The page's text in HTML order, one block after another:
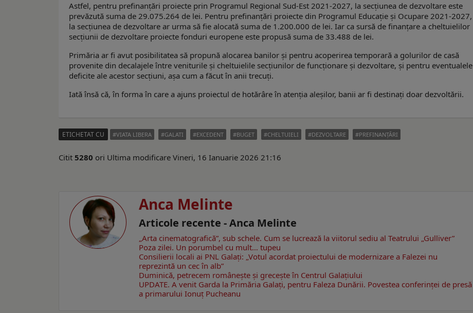
Astfel, pentru prefinanțări proiecte prin Programul Regional Sud-Est 2021-2027, la secțiunea de dezvoltare este
prevăzută suma de 29.075.264 de lei. Pentru prefinanțări proiecte din Programul Educație și Ocupare 2021-2027,
la secțiunea de dezvoltare ar urma să fie alocată suma de 1.200.000 de lei. Iar ca sursă de finanțare a cheltuielilor
secțiunii de dezvoltare proiecte fonduri europene este propusă suma de 33.488 de lei.
Primăria ar fi avut posibilitatea să propună alocarea banilor şi pentru acoperirea temporară a golurilor de casă
provenite din decalajele între veniturile şi cheltuielile secţiunilor de funcţionare şi dezvoltare, şi pentru eventualele
deficite ale acestor secţiuni, aşa cum a făcut în anii trecuţi.
Iată însă că, în forma în care a ajuns proiectul de hotărâre în atenţia aleşilor, banii ar fi destinaţi doar dezvoltării.
ETICHETAT CU VIATA LIBERA GALATI EXCEDENT BUGET CHELTUIELI DEZVOLTARE PREFINANȚĂRI
Citit 5280 ori Ultima modificare Vineri, 16 Ianuarie 2026 21:16
Anca Melinte
Articole recente - Anca Melinte
„Arta cinematografică”, sub schele. Cum se lucrează la viitorul sediu al Teatrului „Gulliver”
Poza zilei. Un porumbel cu mult… tupeu
Consilierii locali ai PNL Galaţi: „Votul acordat proiectului de modernizare a Falezei nu
reprezintă un cec în alb”
Duminică, petrecem româneşte şi greceşte în Centrul Galaţiului
UPDATE. A venit Garda la Primăria Galaţi, pentru Faleza Dunării. Povestea conferinţei de presă
a primarului Ionuţ Pucheanu